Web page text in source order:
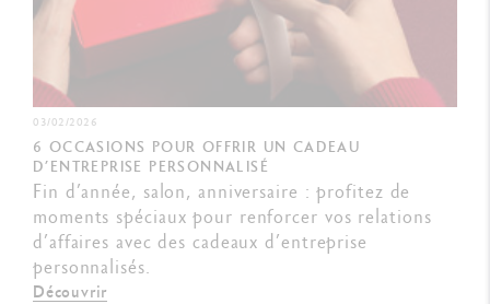
03/02/2026
6 OCCASIONS POUR OFFRIR UN CADEAU
D’ENTREPRISE PERSONNALISÉ
Fin d’année, salon, anniversaire : profitez de
moments spéciaux pour renforcer vos relations
d’affaires avec des cadeaux d’entreprise
personnalisés.
Découvrir